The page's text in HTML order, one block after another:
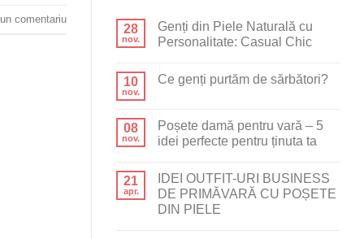
comentariu
28
nov.
Genți din Piele Naturală cu
Personalitate: Casual Chic
10
nov.
Ce genți purtăm de sărbători?
08
nov.
Poșete damă pentru vară – 5
idei perfecte pentru ținuta ta
21
apr.
IDEI OUTFIT-URI BUSINESS
DE PRIMĂVARĂ CU POȘETE
DIN PIELE